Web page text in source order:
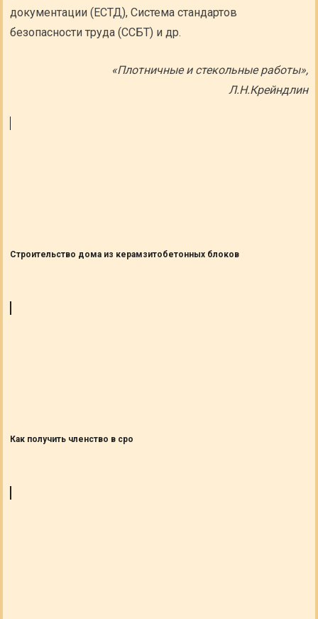
документации (ЕСТД), Система стандартов
безопасности труда (ССБТ) и др.
«Плотничные и стекольные работы»,
Л.Н.Крейндлин
Строительство дома из керамзитобетонных блоков
Как получить членство в сро